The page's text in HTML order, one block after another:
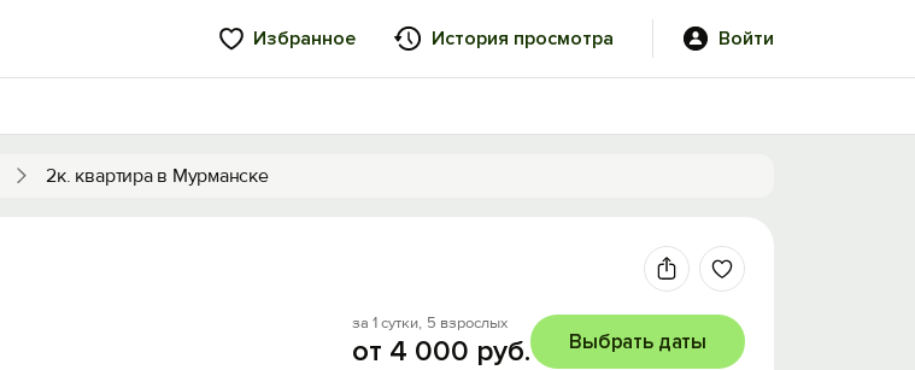
Избранное История просмотра Войти
2к. квартира в Мурманске
за 1 сутки, 5 взрослых
от 4 000 руб. Выбрать даты